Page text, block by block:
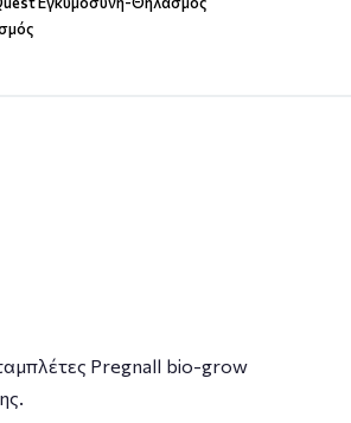
Pregnall bio-grow